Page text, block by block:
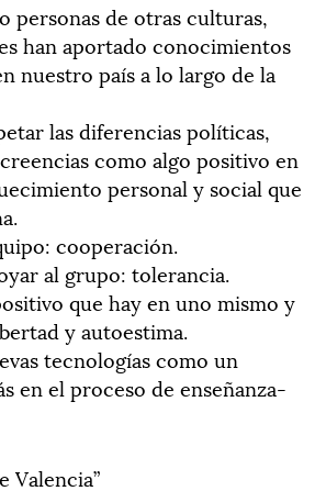
personas de otras culturas,
han aportado conocimientos
nuestro país a lo largo de la
las diferencias políticas,
como algo positivo en
personal y social que
cooperación.
al grupo: tolerancia.
que hay en uno mismo y
y autoestima.
tecnologías como un
en el proceso de enseñanza-
Valencia”